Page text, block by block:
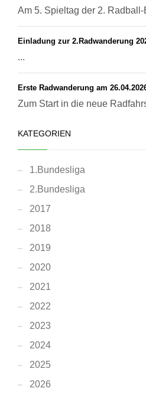
Am 5. Spieltag der 2.
Einladung zur 2.Radwanderung
...
Erste Radwanderung am
Zum Start in die neue
KATEGORIEN
1.Bundesliga
2.Bundesliga
2017
2018
2019
2020
2021
2022
2023
2024
2025
2026